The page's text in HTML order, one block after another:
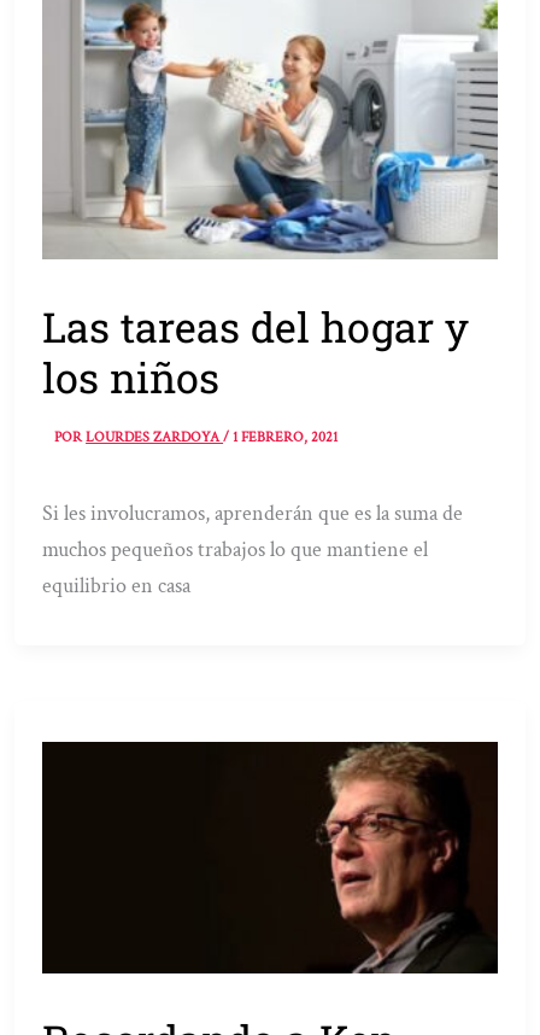
Las tareas del hogar y
los niños
PORLOURDES ZARDOYA/1 FEBRERO, 2021
Si les involucramos, aprenderán que es la suma de
muchos pequeños trabajos lo que mantiene el
equilibrio en casa